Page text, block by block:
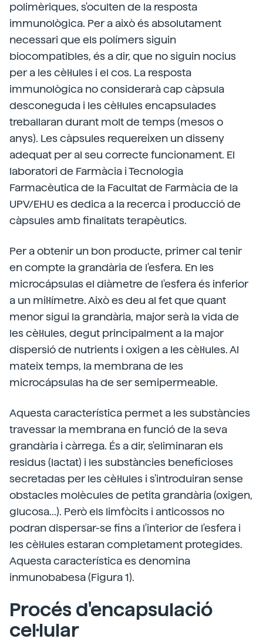
polimèriques, s'oculten de la resposta
immunològica. Per a això és absolutament
necessari que els polímers siguin
biocompatibles, és a dir, que no siguin nocius
per a les cèl·lules i el cos. La resposta
immunològica no considerarà cap càpsula
desconeguda i les cèl·lules encapsulades
treballaran durant molt de temps (mesos o
anys). Les càpsules requereixen un disseny
adequat per al seu correcte funcionament. El
laboratori de Farmàcia i Tecnologia
Farmacèutica de la Facultat de Farmàcia de la
UPV/EHU es dedica a la recerca i producció de
càpsules amb finalitats terapèutics.
Per a obtenir un bon producte, primer cal tenir
en compte la grandària de l'esfera. En les
microcápsulas el diàmetre de l'esfera és inferior
a un mil·límetre. Això es deu al fet que quant
menor sigui la grandària, major serà la vida de
les cèl·lules, degut principalment a la major
dispersió de nutrients i oxigen a les cèl·lules. Al
mateix temps, la membrana de les
microcápsulas ha de ser semipermeable.
Aquesta característica permet a les substàncies
travessar la membrana en funció de la seva
grandària i càrrega. És a dir, s'eliminaran els
residus (lactat) i les substàncies beneficioses
secretadas per les cèl·lules i s'introduiran sense
obstacles molècules de petita grandària (oxigen,
glucosa...). Però els limfòcits i anticossos no
podran dispersar-se fins a l'interior de l'esfera i
les cèl·lules estaran completament protegides.
Aquesta característica es denomina
inmunobabesa (Figura 1).
Procés d'encapsulació
cel·lular